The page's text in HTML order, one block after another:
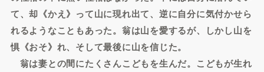
て、却《かえ》って山に現れ出て、逆に自分に気付かせら
れるようなこともあった。翁は山を愛するが、しかし山を
惧《おそ》れ、そして最後に山を信じた。
翁は妻との間にたくさんこどもを生んだ。こどもが生れ